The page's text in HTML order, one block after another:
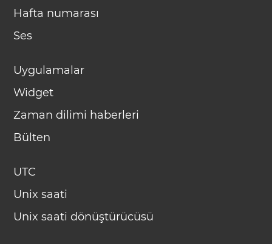
Hafta numarası
Ses
Uygulamalar
Widget
Zaman dilimi haberleri
Bülten
UTC
Unix saati
Unix saati dönüştürücüsü